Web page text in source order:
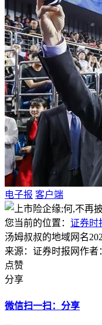
电子报 客户端
您当前的位置： 证券时
汤姆叔叔的地域网名
来源：证券时报网作者
点赞
分享
微信扫一扫：分享